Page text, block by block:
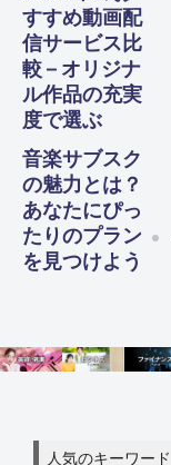
すすめ動画配
信サービス比
較 – オリジナ
ル作品の充実
度で選ぶ
音楽サブスク
の魅力とは？
あなたにぴっ
たりのプラン
を見つけよう
人気のキーワー